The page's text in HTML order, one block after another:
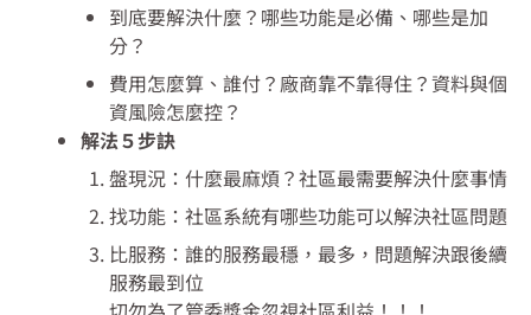
到底要解決什麼？哪些功能是必備、哪些是加
分？
費用怎麼算、誰付？廠商靠不靠得住？資料與個
資風險怎麼控？
解法５步訣
盤現況：什麼最麻煩？社區最需要解決什麼事情
找功能：社區系統有哪些功能可以解決社區問題
比服務：誰的服務最穩，最多，問題解決跟後續
服務最到位